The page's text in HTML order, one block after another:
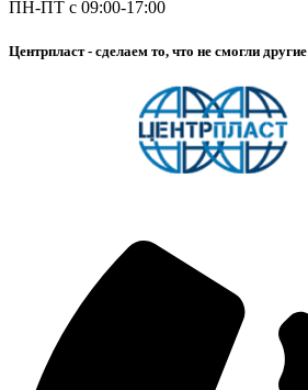
ПН-ПТ с 09:00-17:00
Центрпласт - сделаем то, что не смогли другие